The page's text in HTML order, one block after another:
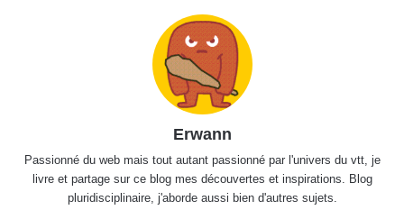
Erwann
Passionné du web mais tout autant passionné par l'univers du vtt, je
livre et partage sur ce blog mes découvertes et inspirations. Blog
pluridisciplinaire, j'aborde aussi bien d'autres sujets.